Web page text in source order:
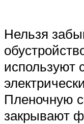
Нельзя
используют
Пленочную
закрывают